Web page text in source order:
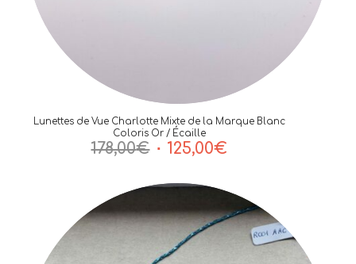
Lunettes de Vue Charlotte Mixte de la Marque Blanc
Coloris Or / Écaille
178,00€ Le
initial
178,00€.
125,00€
est :
125,00€.